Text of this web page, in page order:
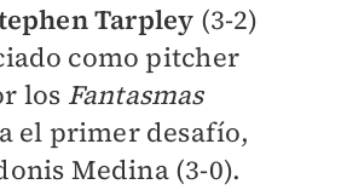
Tarpley (3-2)
como pitcher
los Fantasmas
el primer desafío,
Medina (3-0).